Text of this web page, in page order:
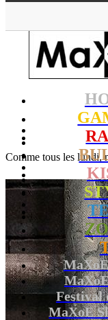
Festival
MaXoE
Comme tous les lundi,